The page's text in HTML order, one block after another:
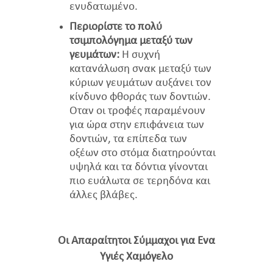
ενυδατωμένο.
Περιορίστε το πολύ
τσιμπολόγημα μεταξύ των
γευμάτων: Η συχνή
κατανάλωση σνακ μεταξύ των
κύριων γευμάτων αυξάνει τον
κίνδυνο φθοράς των δοντιών.
Όταν οι τροφές παραμένουν
για ώρα στην επιφάνεια των
δοντιών, τα επίπεδα των
οξέων στο στόμα διατηρούνται
υψηλά και τα δόντια γίνονται
πιο ευάλωτα σε τερηδόνα και
άλλες βλάβες.
Οι Απαραίτητοι Σύμμαχοι για Ένα
Υγιές Χαμόγελο